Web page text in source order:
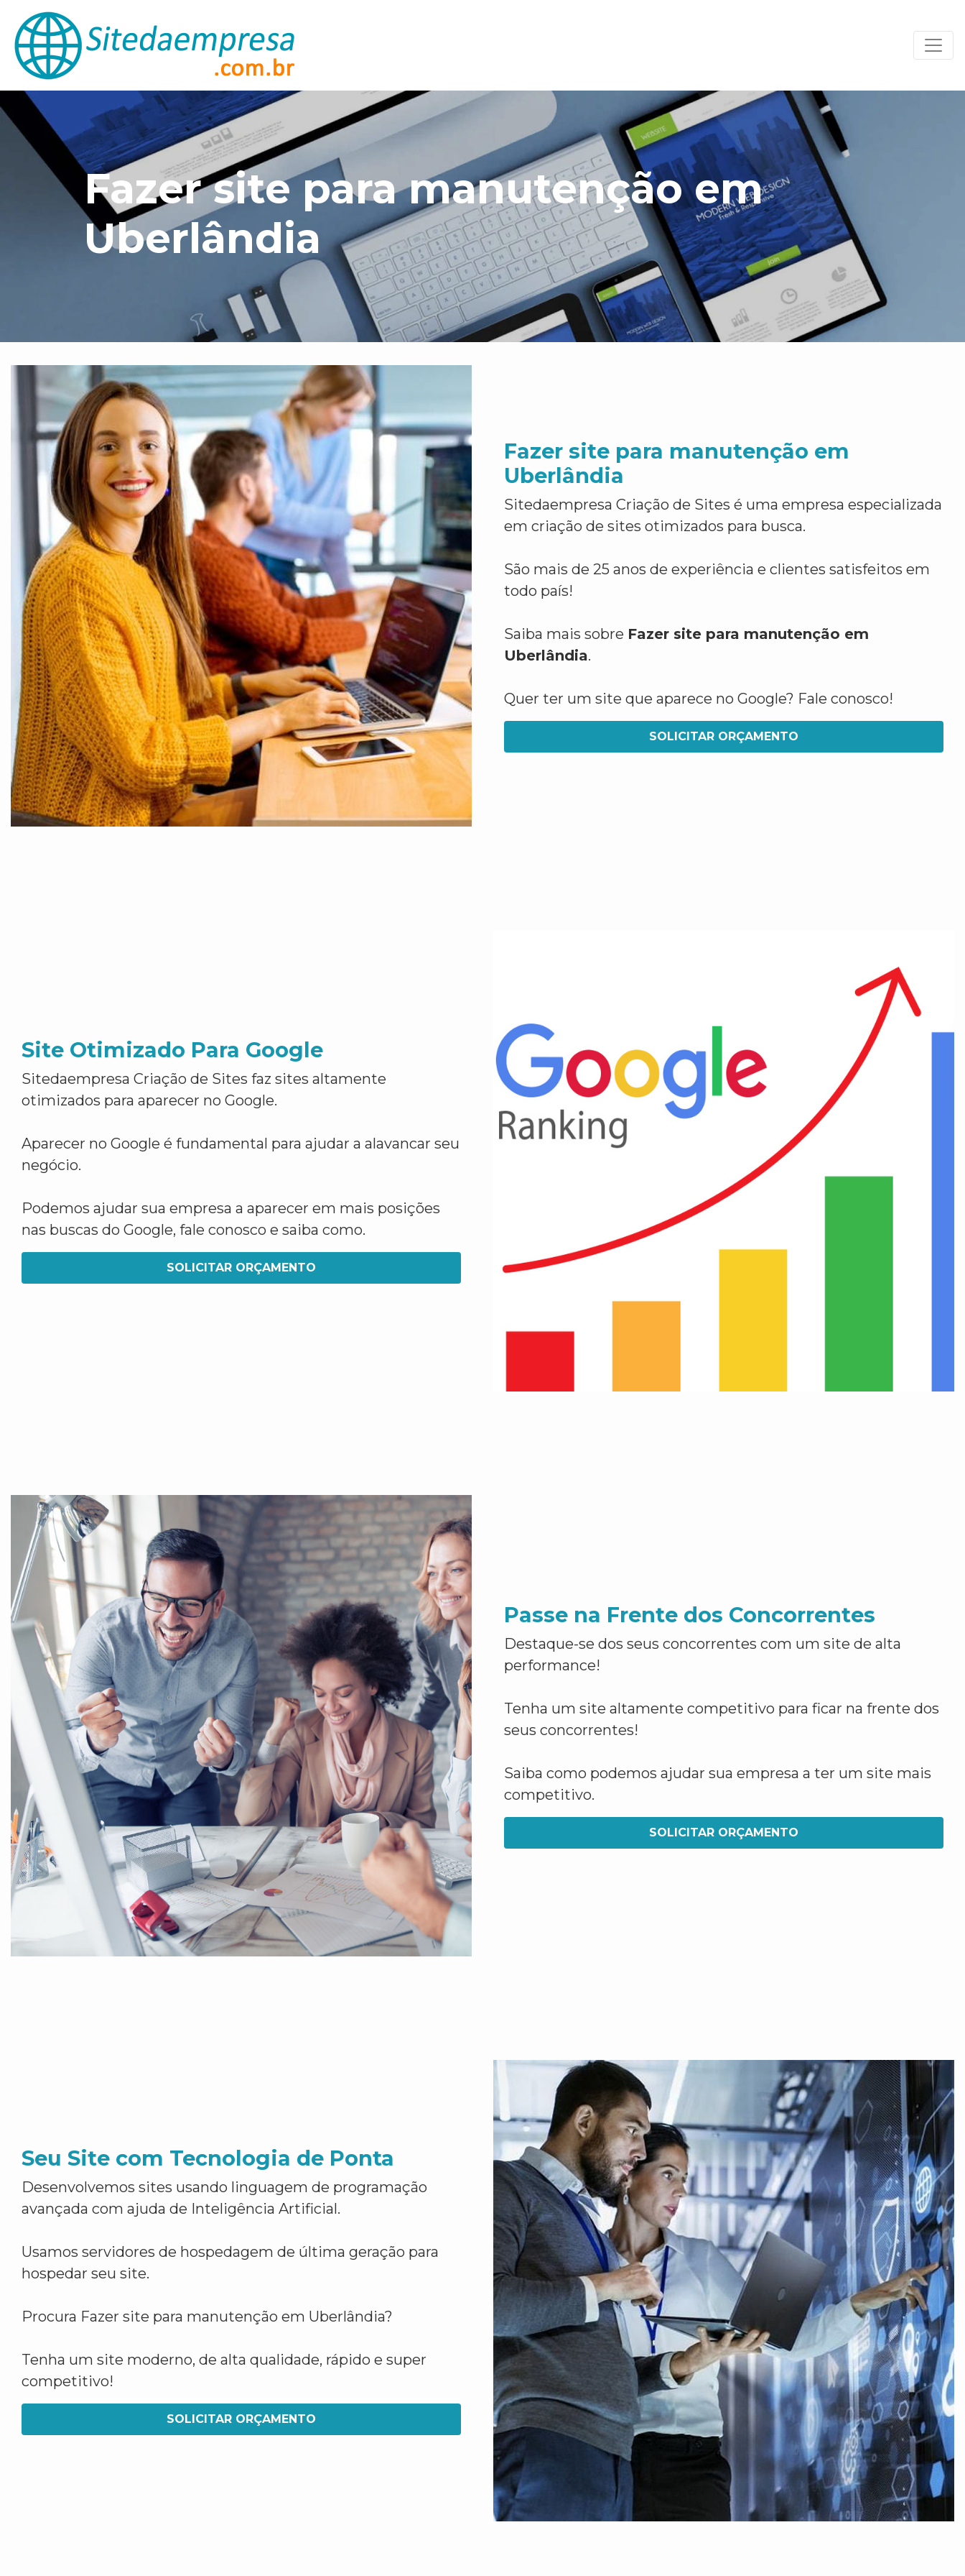
Fazer site para manutenção em
Uberlândia
Fazer site para manutenção em
Uberlândia
Sitedaempresa Criação de Sites é uma empresa especializada
em criação de sites otimizados para busca.
São mais de 25 anos de experiência e clientes satisfeitos em
todo país!
Saiba mais sobre Fazer site para manutenção em
Uberlândia.
Quer ter um site que aparece no Google? Fale conosco!
SOLICITAR ORÇAMENTO
Site Otimizado Para Google
Sitedaempresa Criação de Sites faz sites altamente
otimizados para aparecer no Google.
Aparecer no Google é fundamental para ajudar a alavancar seu
negócio.
Podemos ajudar sua empresa a aparecer em mais posições
nas buscas do Google, fale conosco e saiba como.
SOLICITAR ORÇAMENTO
Passe na Frente dos Concorrentes
Destaque-se dos seus concorrentes com um site de alta
performance!
Tenha um site altamente competitivo para ficar na frente dos
seus concorrentes!
Saiba como podemos ajudar sua empresa a ter um site mais
competitivo.
SOLICITAR ORÇAMENTO
Seu Site com Tecnologia de Ponta
Desenvolvemos sites usando linguagem de programação
avançada com ajuda de Inteligência Artificial.
Usamos servidores de hospedagem de última geração para
hospedar seu site.
Procura Fazer site para manutenção em Uberlândia?
Tenha um site moderno, de alta qualidade, rápido e super
competitivo!
SOLICITAR ORÇAMENTO